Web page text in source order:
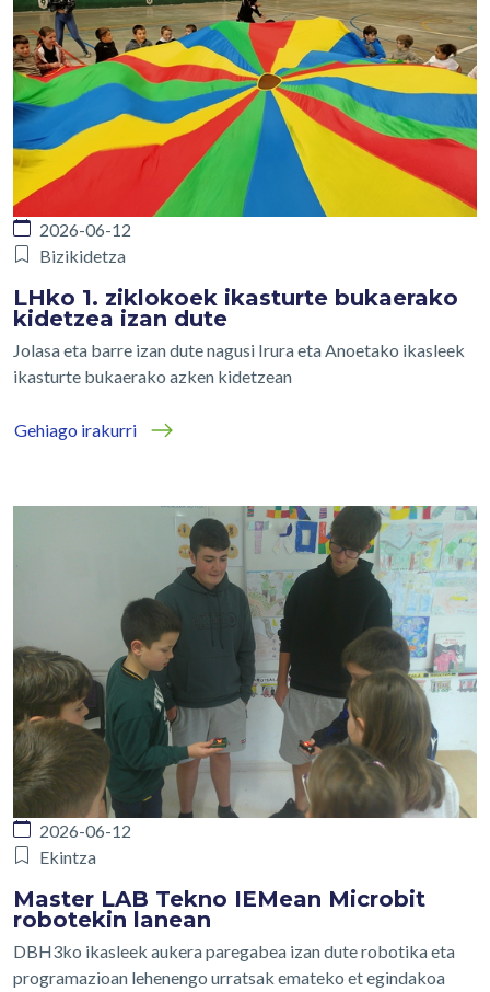
2026-06-12
Bizikidetza
LHko 1. ziklokoek ikasturte bukaerako
kidetzea izan dute
Jolasa eta barre izan dute nagusi Irura eta Anoetako ikasleek
ikasturte bukaerako azken kidetzean
Gehiago irakurri
2026-06-12
Ekintza
Master LAB Tekno IEMean Microbit
robotekin lanean
DBH3ko ikasleek aukera paregabea izan dute robotika eta
programazioan lehenengo urratsak emateko et egindakoa